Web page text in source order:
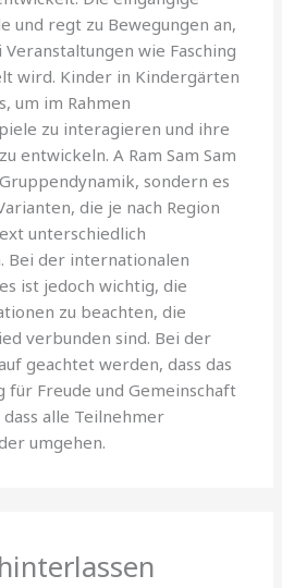
und regt zu Bewegungen an,
wie Fasching
wird. Kinder in Kindergärten
um im Rahmen
zu interagieren und ihre
entwickeln. A Ram Sam Sam
sondern es
die je nach Region
unterschiedlich
der internationalen
ist jedoch wichtig, die
zu beachten, die
verbunden sind. Bei der
geachtet werden, dass das
für Freude und Gemeinschaft
alle Teilnehmer
umgehen.